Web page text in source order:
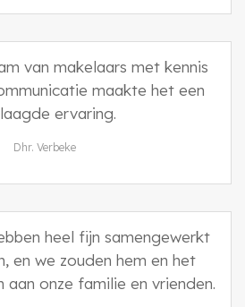
van makelaars met kennis
maakte het een
ervaring.
Dhr. Verbeke
heel fijn samengewerkt
en we zouden hem en het
onze familie en vrienden.